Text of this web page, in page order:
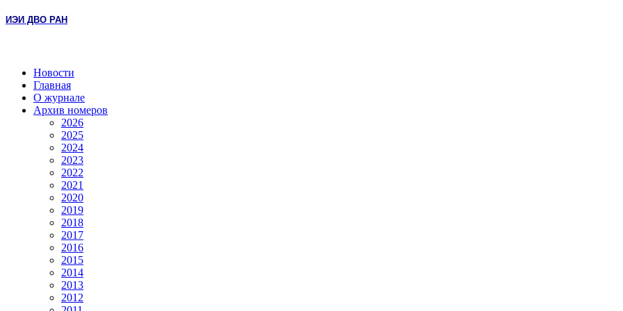
ИЭИ ДВО РАН
Новости
Главная
О журнале
Архив номеров
2026
2025
2024
2023
2022
2021
2020
2019
2018
2017
2016
2015
2014
2013
2012